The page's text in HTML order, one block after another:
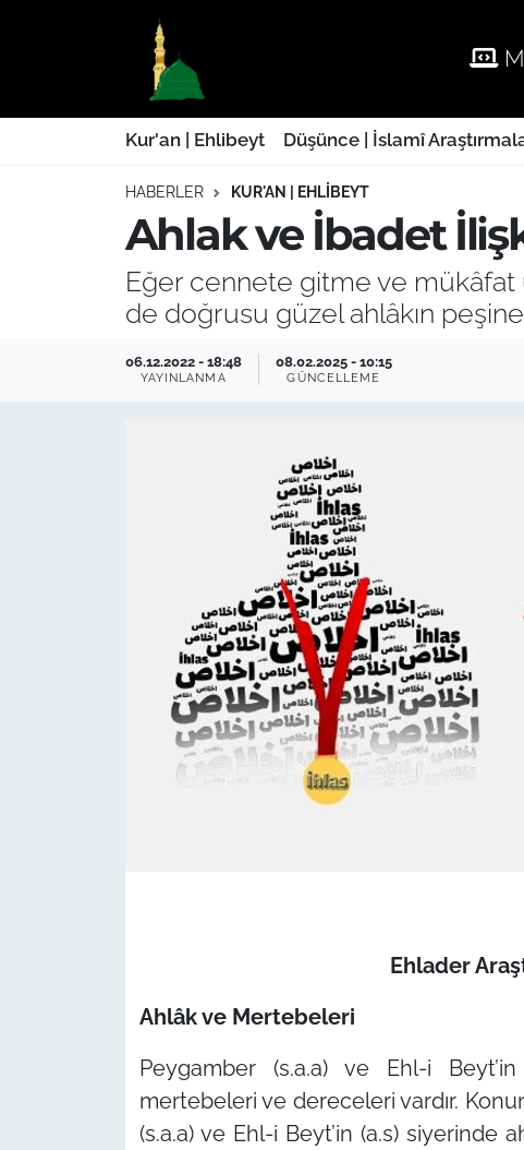
Kur'an | Ehlibeyt Düşünce | İslamî
HABERLER KUR'AN | EHLIBEYT
Ahlak ve İbadet
Eğer cennete gitme ve mükâfat
de doğrusu güzel ahlâkın
06.12.2022 - 18:48
YAYINLANMA
08.02.2025 - 10:15
GÜNCELLEME
Ehlader
Ahlâk ve Mertebeleri
Peygamber (s.a.a) ve Ehl-i
mertebeleri ve dereceleri vardır.
(s.a.a) ve Ehl-i Beyt’in (a.s) siyerinde
Kur'an | Ehlibeyt
Düşünce | İslamî Araştırmalar
Ehla-Der Haber
Yaşam | Aile&GNÇ
Fıkıh | Ahkam
Nöbetçi Eczaneler
Hava Durumu
Trafik Durumu
Süper Lig Puan Durumu ve Fikstür
Tüm Manşetler
Son Dakika Haberleri